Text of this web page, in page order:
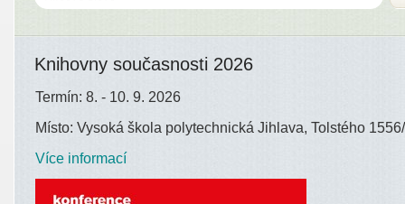
Knihovny současnosti 2026
Termín: 8. - 10. 9. 2026
Místo: Vysoká škola polytechnická Jihlava, Tolstého
Více informací